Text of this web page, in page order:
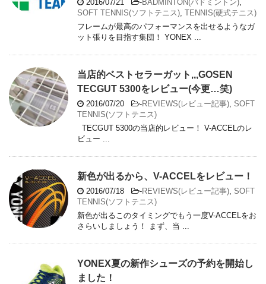
2016/07/21 -BADMINTON(バドミントン),
SOFT TENNIS(ソフトテニス), TENNIS(硬式テニス)
フレームが最高のパフォーマンスを出せるようなガ
ット張りを目指す集団！ YONEX ...
当店的ベストセラーガット,,,GOSEN
TECGUT 5300をレビュー(今更…笑)
2016/07/20 -REVIEWS(レビュー記事), SOFT
TENNIS(ソフトテニス)
TECGUT 5300の当店的レビュー！ V-ACCELのレ
ビュー ...
新色が出るから、V-ACCELをレビュー！
2016/07/18 -REVIEWS(レビュー記事), SOFT
TENNIS(ソフトテニス)
新色が出るこのタイミングでもう一度V-ACCELをお
さらいしましょう！ まず、当 ...
YONEX夏の新作シューズの予約を開始し
ました！